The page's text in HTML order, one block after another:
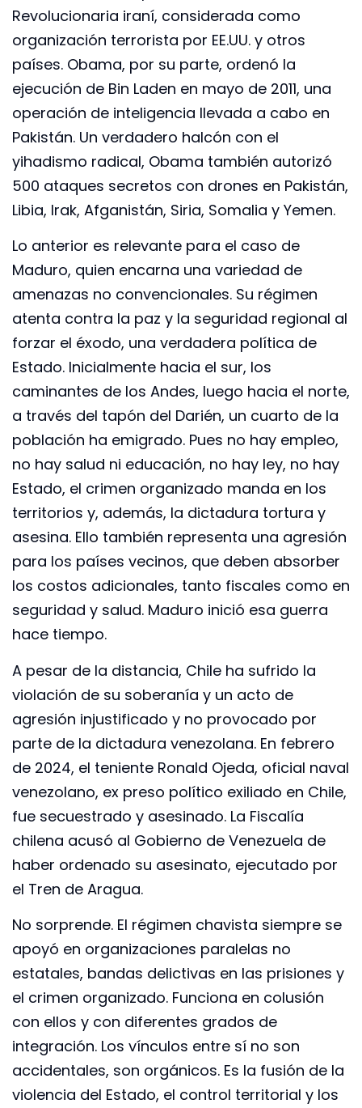
Revolucionaria iraní, considerada como
organización terrorista por EE.UU. y otros
países. Obama, por su parte, ordenó la
ejecución de Bin Laden en mayo de 2011, una
operación de inteligencia llevada a cabo en
Pakistán. Un verdadero halcón con el
yihadismo radical, Obama también autorizó
500 ataques secretos con drones en Pakistán,
Libia, Irak, Afganistán, Siria, Somalia y Yemen.
Lo anterior es relevante para el caso de
Maduro, quien encarna una variedad de
amenazas no convencionales. Su régimen
atenta contra la paz y la seguridad regional al
forzar el éxodo, una verdadera política de
Estado. Inicialmente hacia el sur, los
caminantes de los Andes, luego hacia el norte,
a través del tapón del Darién, un cuarto de la
población ha emigrado. Pues no hay empleo,
no hay salud ni educación, no hay ley, no hay
Estado, el crimen organizado manda en los
territorios y, además, la dictadura tortura y
asesina. Ello también representa una agresión
para los países vecinos, que deben absorber
los costos adicionales, tanto fiscales como en
seguridad y salud. Maduro inició esa guerra
hace tiempo.
A pesar de la distancia, Chile ha sufrido la
violación de su soberanía y un acto de
agresión injustificado y no provocado por
parte de la dictadura venezolana. En febrero
de 2024, el teniente Ronald Ojeda, oficial naval
venezolano, ex preso político exiliado en Chile,
fue secuestrado y asesinado. La Fiscalía
chilena acusó al Gobierno de Venezuela de
haber ordenado su asesinato, ejecutado por
el Tren de Aragua.
No sorprende. El régimen chavista siempre se
apoyó en organizaciones paralelas no
estatales, bandas delictivas en las prisiones y
el crimen organizado. Funciona en colusión
con ellos y con diferentes grados de
integración. Los vínculos entre sí no son
accidentales, son orgánicos. Es la fusión de la
violencia del Estado, el control territorial y los